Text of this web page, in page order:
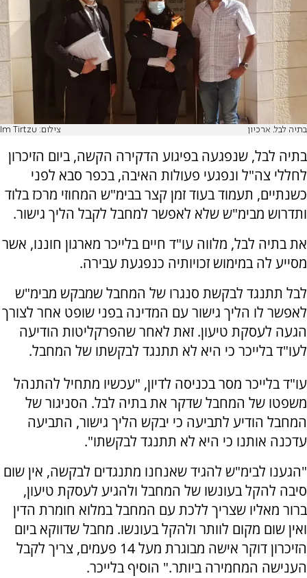
בתיה לבל. ארכיון צילום: Im Tirtzu
בתיה לבל, שנפגעה בפיגוע הדקירה הקשה, ביום הזיכרון
לחללי צה"ל ונפגעי פעולות האיבה, בכפר סבא לפני
כשנתיים, תעמוד בעוד זמן קצר בבימ"ש המחוזי מרכז בלוד
ותדרוש מבימ"ש שלא לאפשר למחבל לקבל הליך גישור.
את בתיה לבל, מלווה עו"ד חיים בלייכר מארגון חוננו, אשר
מסייע לה במימוש זכויותיה כנפגעת עבירה.
לבל תתנגד לבקשת סנגרו של המחבל שמבקש מבימ"ש
לאפשר לו הליך גישור עם המדינה בפני שופט אחר לצורך
הגעה לעסקת טיעון. זאת לאחר שהפרקליטות הודיעה
לעו"ד בלייכר כי היא לא תתנגד לבקשתו של המחבל.
עו"ד בלייכר מסר בכניסה לדיון, "עכשיו מתחיל להתנהל
משפטו של המחבל שדקר את בתיה לבל. הסניגור של
המחבל הודיע לתביעה כי יבקש הליך גישור, התביעה
עדכנה אותנו כי היא לא תתנגד לבקשתו".
"הגענו לבימ"ש להגיד שאנחנו מתנגדים לבקשה, אין שום
סיבה להקל בעונשו של המחבל ולהגיע לעסקת טיעון,
ברור מאליו שצריך ללכת עם המחבל במלוא חומרת הדין
ואין שום מקום לוותר ולהקל בעונשו. מחבל שדווקא ביום
הזיכרון דוקר אישה מבוגרת מעל 14 פעמים, צריך לקבל
הענישה המחמירה ביותר." הוסיף בלייכר.